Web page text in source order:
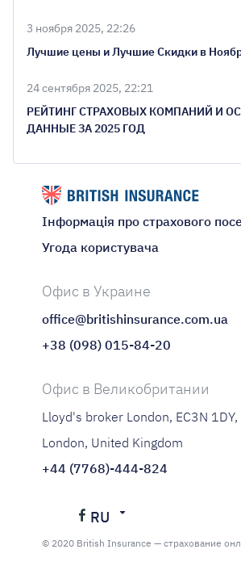
3 ноября 2025, 22:26
Лучшие цены и Лучшие Скидки в
24 сентября 2025, 22:21
РЕЙТИНГ СТРАХОВЫХ КОМПАНИЙ И
ДАННЫЕ ЗА 2025 ГОД
Інформація про страхового
Угода користувача
Офис в Украине
office@britishinsurance.com.ua
+38 (098) 015-84-20
Офис в Великобритании
Lloyd's broker London, EC3N 1DY,
London, United Kingdom
+44 (7768)-444-824
RU
Українська
© 2020 British Insurance — страхование